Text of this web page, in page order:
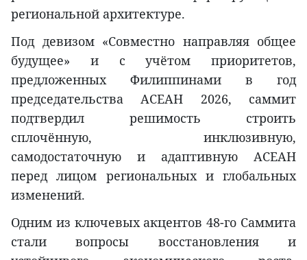
региональной архитектуре.
Под девизом «Совместно направляя общее
будущее» и с учётом приоритетов,
предложенных Филиппинами в год
председательства АСЕАН 2026, саммит
подтвердил решимость строить
сплочённую, инклюзивную,
самодостаточную и адаптивную АСЕАН
перед лицом региональных и глобальных
изменений.
Одним из ключевых акцентов 48-го Саммита
стали вопросы восстановления и